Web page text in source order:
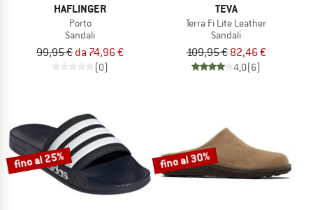
HAFLINGER
Porto
Sandali
99,95 € da 74,96 €
(0)
TEVA
Terra Fi Lite Leather
Sandali
109,95 € 82,46 €
4,0(6)
fino al 25% fino al 30%